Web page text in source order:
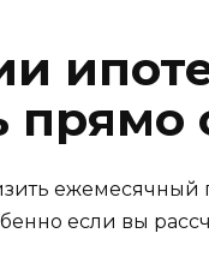
прямо
ежемесячный
если вы